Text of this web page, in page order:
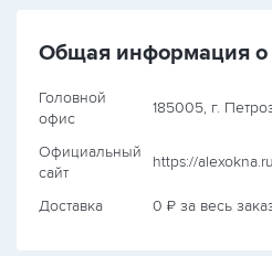
Общая информация о
Головной
офис
185005, г.
Официальный
сайт
https://alexokna.ru
Доставка 0 ₽ за весь